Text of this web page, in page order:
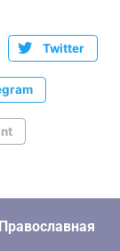
Twitter